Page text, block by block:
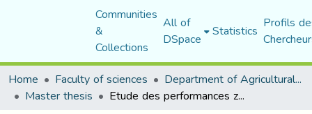
Communities
&
Collections
All of
DSpace Statistics Profils
Home
Faculty of sciences Department of Agricultural Sciences
Master thesis Etude des performances zootechniques de l’élevage bovin dans la région de M’Sila